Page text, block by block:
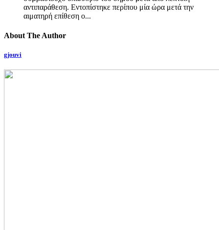
αντιπαράθεση. Εντοπίστηκε περίπου μία ώρα μετά την
αιματηρή επίθεση ο...
About The Author
gjouvi